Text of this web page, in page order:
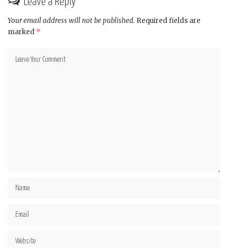
Your email address will not be published. Required fields are
marked *